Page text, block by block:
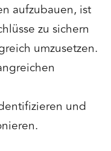
aufzubauen, ist
zu sichern
umzusetzen.
und